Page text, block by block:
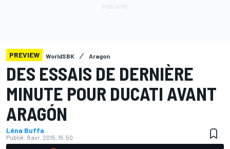
PREVIEW WorldSBK Aragon
DES ESSAIS DE DERNIÈRE
MINUTE POUR DUCATI AVANT
ARAGÓN
Léna Buffa
Publié: 9 avr. 2015, 15:50